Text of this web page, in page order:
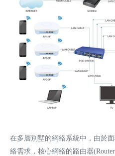
在多層別墅的網絡系統中，由於
絡需求，核心網絡的路由器